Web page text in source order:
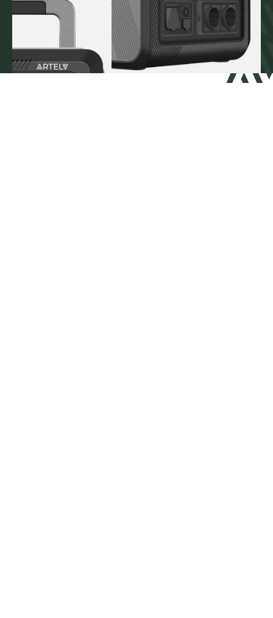
ТОРГОВЫЙ ДОМ «АРТ-ЭЛВ» © 2026 ГОД